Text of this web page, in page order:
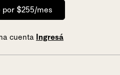
por $255/mes
cuenta Ingresá